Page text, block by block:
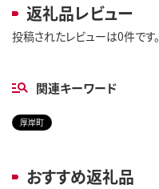
返礼品レビュー
投稿されたレビューは0件です。
関連キーワード
厚岸町
おすすめ返礼品